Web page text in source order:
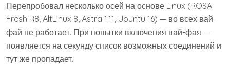
Перепробовал несколько осей на основе Linux (ROSA
Fresh R8, AltLinux 8, Astra 1.11, Ubuntu 16) — во всех вай-
фай не работает. При попытки включения вай-фая —
появляется на секунду список возможных соединений и
тут же пропадает.